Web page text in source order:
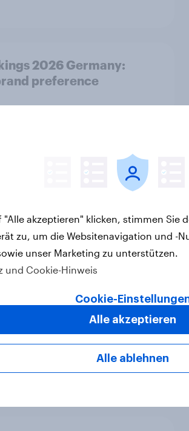
2026 Germany:
preference
zur App: Die sinkende
der Bankfiliale
Warum die WM
jetzt schon
ist
mit YouGov
messbar macht
"Alle akzeptieren" klicken, stimmen Sie
zu, um die Websitenavigation und -
unser Marketing zu unterstützen.
und Cookie-Hinweis
Cookie-
Alle ablehnen
Alle akzeptieren